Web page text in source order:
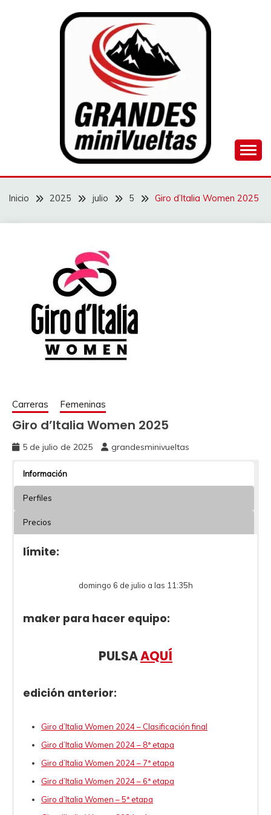
GRANDES
MINIVUELTAS
Inicio 2025 julio 5 Giro d’Italia Women 2025
Carreras Femeninas
Giro d’Italia Women 2025
5 de julio de 2025 grandesminivueltas
Información
Perfiles
Precios
límite:
domingo 6 de julio a las 11:35h
maker para hacer equipo:
PULSAAQUÍ
edición anterior:
Giro d’Italia Women 2024 – Clasificación final
Giro d’Italia Women 2024 – 8ª etapa
Giro d’Italia Women 2024 – 7ª etapa
Giro d’Italia Women 2024 – 6ª etapa
Giro d’Italia Women – 5ª etapa